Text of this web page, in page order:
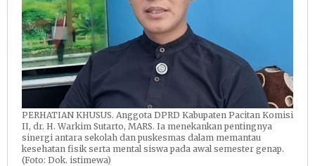
PERHATIAN KHUSUS. Anggota DPRD Kabupaten Pacitan Komisi
II, dr. H. Warkim Sutarto, MARS. Ia menekankan pentingnya
sinergi antara sekolah dan puskesmas dalam memantau
kesehatan fisik serta mental siswa pada awal semester genap.
(Foto: Dok. istimewa)